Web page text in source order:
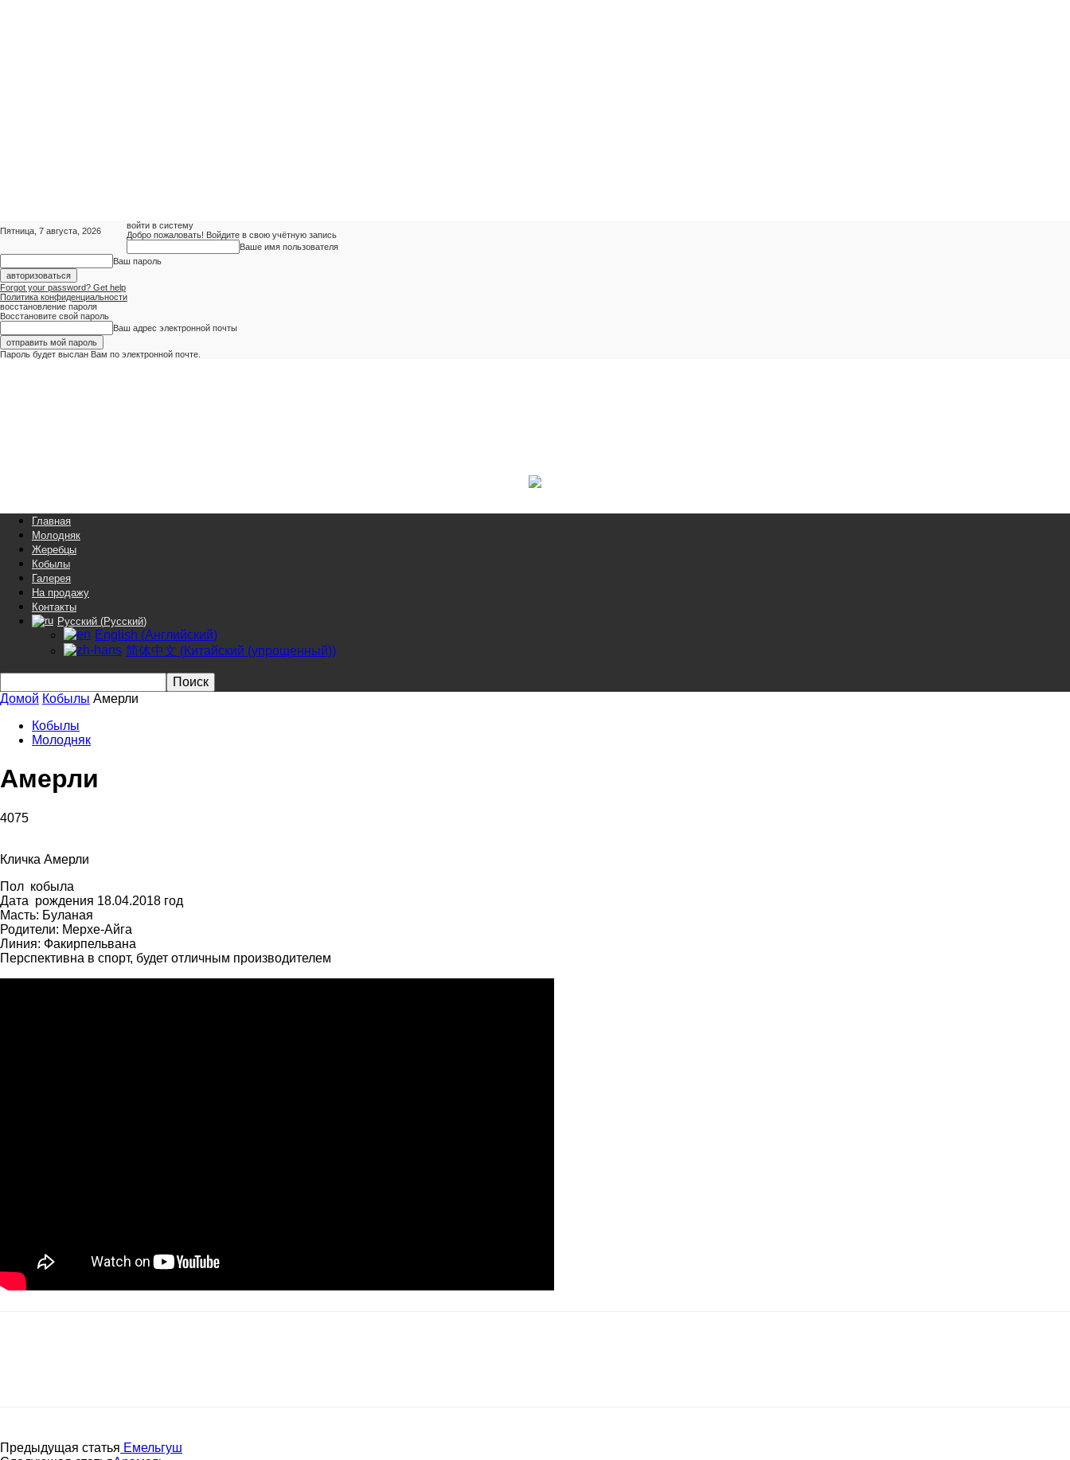
Пятница, 7 августа, 2026
войти в систему
Добро пожаловать! Войдите в свою учётную запись
Ваше имя пользователя
Ваш пароль
Forgot your password? Get help
Политика конфиденциальности
восстановление пароля
Восстановите свой пароль
Ваш адрес электронной почты
Пароль будет выслан Вам по электронной почте.
Teke
horses
for
sale
Akhal-
Teke
horses
for
sale
Главная
Молодняк
Жеребцы
Кобылы
Галерея
На продажу
Контакты
Русский (Русский)
English (Английский)
简体中文 (Китайский (упрощенный))
Домой Кобылы Амерли
Кобылы
Молодняк
Амерли
4075
Кличка Амерли
Пол кобыла
Дата рождения 18.04.2018 год
Масть: Буланая
Родители: Мерхе-Айга
Линия: Факирпельвана
Перспективна в спорт, будет отличным производителем
Предыдущая статья Емельгуш